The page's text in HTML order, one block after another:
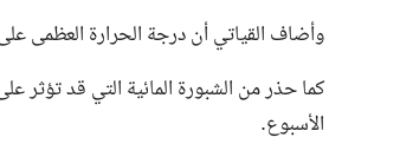
وأضاف القياتي أن درجة الحرارة العظمى على القاهرة الكبرى
كما حذر من الشبورة المائية التي قد تؤثر
الأسبوع.